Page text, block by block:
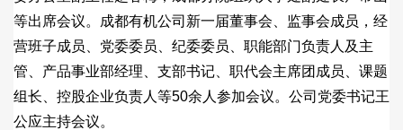
等出席会议。成都有机公司新一届董事会、监事会成员，经
营班子成员、党委委员、纪委委员、职能部门负责人及主
管、产品事业部经理、支部书记、职代会主席团成员、课题
组长、控股企业负责人等50余人参加会议。公司党委书记王
公应主持会议。